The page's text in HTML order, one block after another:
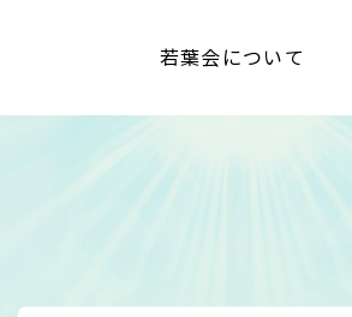
若葉会について